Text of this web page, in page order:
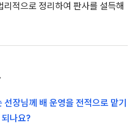
리적으로 정리하여 판사를 설득해
선장님께 배 운영을 전적으로 맡기
나요?